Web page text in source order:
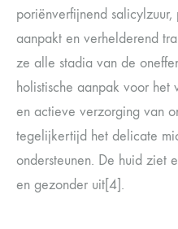
poriënverfijnend
aanpakt en verhelderend
ze alle stadia van de
holistische aanpak voor het
en actieve verzorging van
tegelijkertijd het delicate
ondersteunen. De huid ziet
en gezonder uit[4].